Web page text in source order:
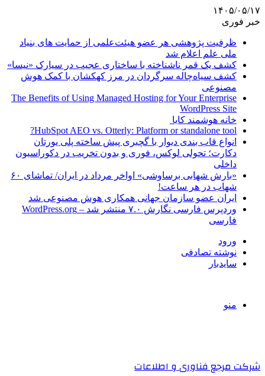
۱۴۰۵/۰۵/۱۷
خبر فوری
ظرفیت پژوهشی هر عضو هیئت‌علمی از حمایت های بنیاد
ملی علم اعلام شد
کشف یک قمر ناشناخته با ساختاری عجیب در سیارک «نیسا»
کشف سیاه‌چاله سرگردان در مرز کهکشان با کمک هوش
مصنوعی
The Benefits of Using Managed Hosting for Your Enterprise
WordPress Site
خانه هوشمند کایا
HubSpot AEO vs. Otterly: Platform or standalone tool?
انواع قاب بندی دیوار با گچبری پیش ساخته پلی یورتان
دکارت؛ تحولی لوکس، فوری و بدون تخریب در دکوراسیون
داخلی
«بارش شهابی برساوشی» اواخر مرداد در ایران/ تماشای ۶۰
شهاب در هر ساعت!
ایران عضو سازمان جهانی همکاری هوش مصنوعی شد
وردپرس فارسی نگارش ۷.۰ منتشر شد – WordPress.org
فارسی
ورود
نوشته تصادفی
سایدبار
منو
شرکت مرجع فناوری و اطلاعات